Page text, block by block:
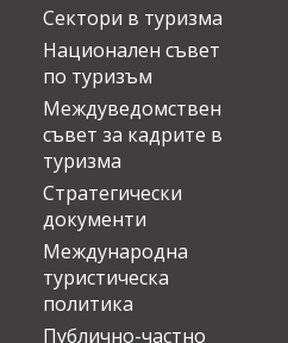
Сектори в туризма
Национален съвет
по туризъм
Междуведомствен
съвет за кадрите в
туризма
Стратегически
документи
Международна
туристическа
политика
Публично-частно